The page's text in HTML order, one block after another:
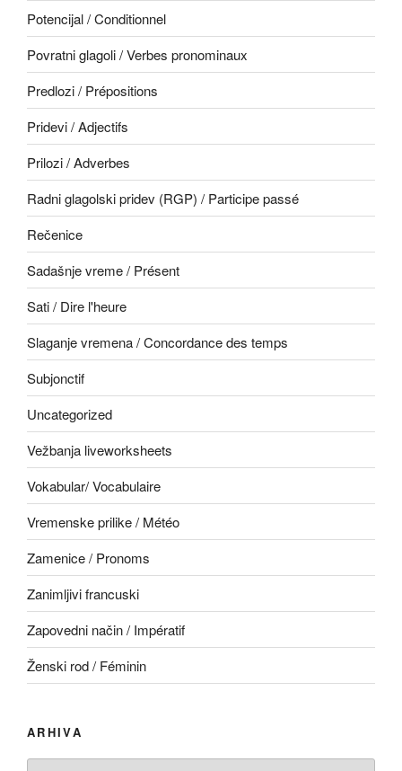
Potencijal / Conditionnel
Povratni glagoli / Verbes pronominaux
Predlozi / Prépositions
Pridevi / Adjectifs
Prilozi / Adverbes
Radni glagolski pridev (RGP) / Participe passé
Rečenice
Sadašnje vreme / Présent
Sati / Dire l'heure
Slaganje vremena / Concordance des temps
Subjonctif
Uncategorized
Vežbanja liveworksheets
Vokabular/ Vocabulaire
Vremenske prilike / Météo
Zamenice / Pronoms
Zanimljivi francuski
Zapovedni način / Impératif
Ženski rod / Féminin
ARHIVA